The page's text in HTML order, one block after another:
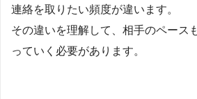
連絡を取りたい頻度が違います。
その違いを理解して、相手のペース
っていく必要があります。